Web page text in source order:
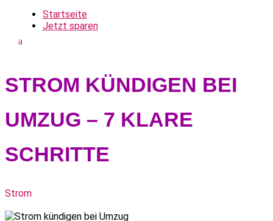
Startseite
Jetzt sparen
STROM KÜNDIGEN BEI
UMZUG – 7 KLARE
SCHRITTE
Strom